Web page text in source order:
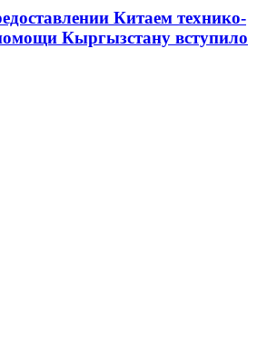
Китаем технико-
Кыргызстану вступило